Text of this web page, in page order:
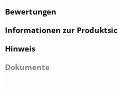
Bewertungen
Informationen zur
Hinweis
Dokumente